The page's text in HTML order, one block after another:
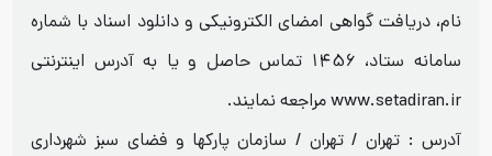
نام، دریافت گواهی امضای الکترونیکی و دانلود اسناد با شماره
سامانه ستاد، 1456 تماس حاصل و یا به آدرس اینترنتی
www.setadiran.ir مراجعه نمایند.
آدرس : تهران / تهران / سازمان پارکها و فضای سبز شهرداری